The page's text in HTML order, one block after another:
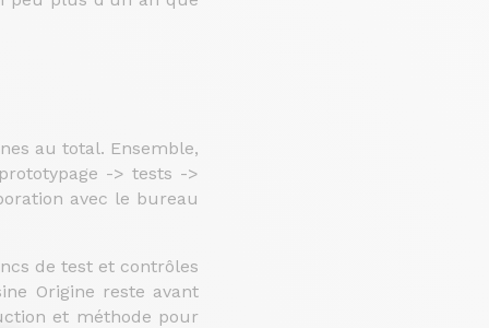
au total. Ensemble,
-> tests ->
avec le bureau
de test et contrôles
Origine reste avant
et méthode pour